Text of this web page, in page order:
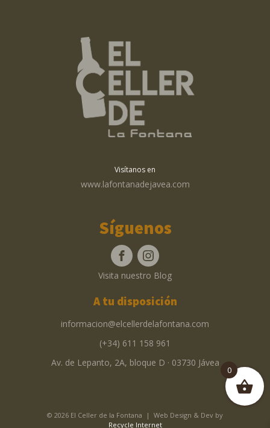
Visítanos en
www.lafontanadejavea.com
Síguenos
Visita nuestro Blog
A tu disposición
informacion@elcellerdelafontana.com
(+34) 611 158 961
Av. de Lepanto, 2A, bloque D · 03730 Jávea
© 2026 El Celler de la Fontana | Web Design & Dev by
Recycle Internet
0